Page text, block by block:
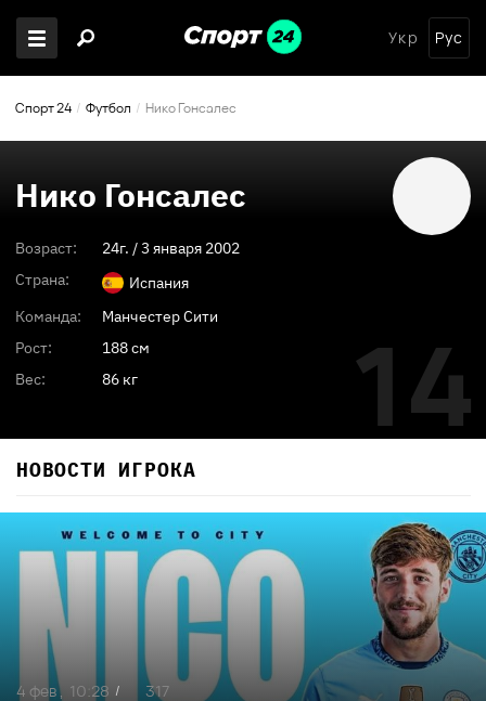
Укр Рус
Спорт 24 Футбол Нико Гонсалес
Нико Гонсалес
Возраст: 24г. /3 января 2002
Страна:
Испания
Команда:
Манчестер Сити
Рост:
188 см
Вес:
86 кг 14
НОВОСТИ ИГРОКА
4 фев , 10:28 / 317